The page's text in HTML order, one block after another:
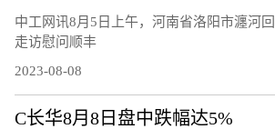
中工网讯8月5日上午，河南省洛阳市瀍河
走访慰问顺丰
2023-08-08
C长华8月8日盘中跌幅达5%